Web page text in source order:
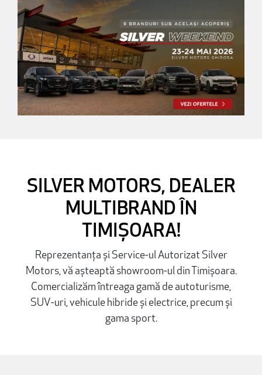
SILVER MOTORS, DEALER
MULTIBRAND ÎN
TIMIȘOARA!
Reprezentanța și Service-ul Autorizat Silver
Motors, vă așteaptă showroom-ul din Timișoara.
Comercializăm întreaga gamă de autoturisme,
SUV-uri, vehicule hibride și electrice, precum și
gama sport.